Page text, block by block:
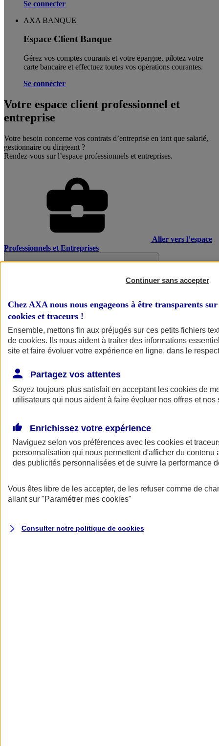
Se connecter
AXA BANQUE
Espace Client Banque
Gérez vos comptes courants et votre épargne, pilotez votre
carte bancaire et effectuez toutes vos opérations courantes.
Se connecter
Votre espace client professionnel et
entreprise
Votre besoin concerne vos contrats d’entreprise en tant que salarié,
gestionnaire ou dirigeant ?
Rendez-vous sur l’espace professionnels et entreprises.
Aller vers l’espace
Professionnels et Entreprises
AXA Assurance
Continuer sans accepter
Chez AXA nous nous engageons à être transparents
cookies et traceurs !
Ensemble, mettons fin aux préjugés sur ces petits fichiers
de cookies. Ils nous aident à traiter des informations
site et faire évoluer votre expérience en ligne, dans le
Partagez vos attentes
Soyez toujours plus satisfait en acceptant les cookies de
utilisateurs qui nous aident à faire évoluer nos offres et nos
Enrichissez votre expérience
Naviguez selon vos préférences avec les cookies et
personnalisation qui nous permettent d'afficher du contenu
des publicités personnalisées et de suivre la performance
Vous êtes libre de les accepter, de les refuser comme de
allant sur "Paramétrer mes cookies"
Consulter notre politique de cookies